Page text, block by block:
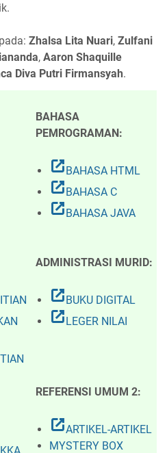
Zhalsa Lita Nuari, Zulfani
, Aaron Shaquille
Diva Putri Firmansyah.
BAHASA
PEMROGRAMAN:
open_in_new BAHASA HTML
open_in_new BAHASA C
open_in_new BAHASA JAVA
ADMINISTRASI MURID:
open_in_new BUKU DIGITAL
open_in_new LEGER NILAI
REFERENSI UMUM 2:
open_in_newARTIKEL-ARTIKEL
MYSTERY BOX